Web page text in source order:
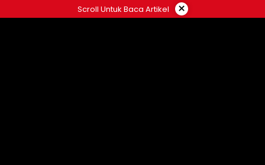
ke
Scroll Untuk Baca Artikel ×